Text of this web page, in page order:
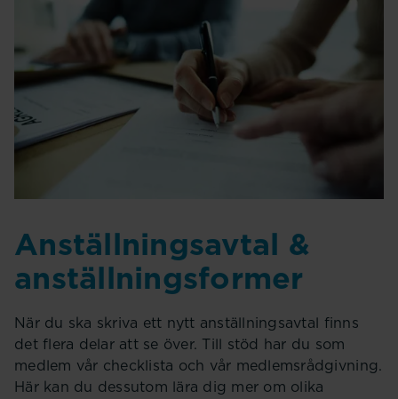
Anställningsavtal &
anställningsformer
När du ska skriva ett nytt anställningsavtal finns
det flera delar att se över. Till stöd har du som
medlem vår checklista och vår medlemsrådgivning.
Här kan du dessutom lära dig mer om olika